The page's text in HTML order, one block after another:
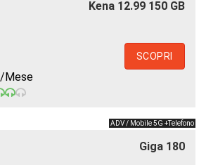
Kena 12.99 150 GB
/Mese
SCOPRI
ADV / Mobile 5G +Telefono
Giga 180